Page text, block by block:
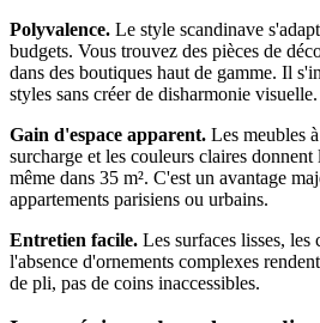
Polyvalence. Le style scandinave
budgets. Vous trouvez des pièces de
dans des boutiques haut de gamme. Il
styles sans créer de disharmonie visuelle.
Gain d'espace apparent. Les meubles
surcharge et les couleurs claires donnent
même dans 35 m². C'est un avantage
appartements parisiens ou urbains.
Entretien facile. Les surfaces lisses, les
l'absence d'ornements complexes
de pli, pas de coins inaccessibles.